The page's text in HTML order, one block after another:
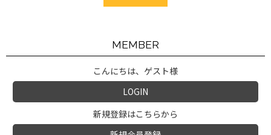
MEMBER
こんにちは、ゲスト様
LOGIN
新規登録はこちらから